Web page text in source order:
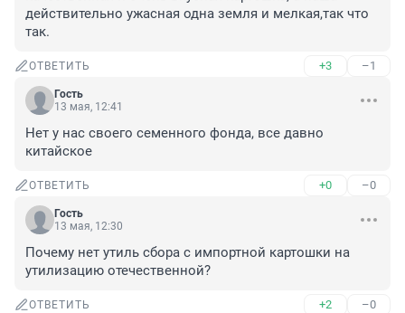
действительно ужасная одна земля и мелкая,так что
так.
ОТВЕТИТЬ +3 –1
Гость
13 мая, 12:41
Нет у нас своего семенного фонда, все давно
китайское
ОТВЕТИТЬ +0 –0
Гость
13 мая, 12:30
Почему нет утиль сбора с импортной картошки на
утилизацию отечественной?
ОТВЕТИТЬ +2 –0